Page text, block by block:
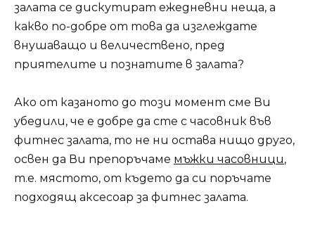
залата се дискутират ежедневни неща, а
какво по-добре от това да изглеждате
внушаващо и величествено, пред
приятелите и познатите в залата?
Ако от казаното до този момент сме Ви
убедили, че е добре да сте с часовник във
фитнес залата, то не ни остава нищо друго,
освен да Ви препоръчаме мъжки часовници,
т.е. мястото, от където да си поръчате
подходящ аксесоар за фитнес залата.